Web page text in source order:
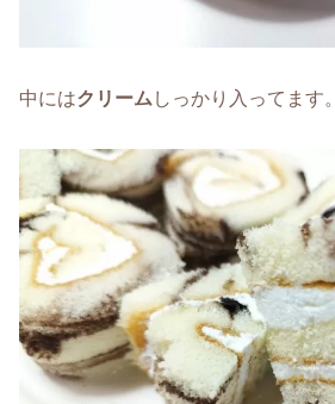
中にはクリーム しっかり入ってます。